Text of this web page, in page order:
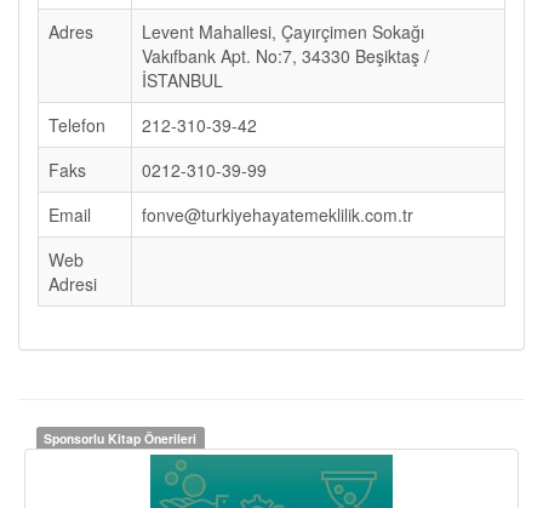
Adres
Levent Mahallesi, Çayırçimen Sokağı
Vakıfbank Apt. No:7, 34330 Beşiktaş /
İSTANBUL
Telefon
212-310-39-42
Faks
0212-310-39-99
Email
fonve@turkiyehayatemeklilik.com.tr
Web
Adresi
Sponsorlu Kitap Önerileri